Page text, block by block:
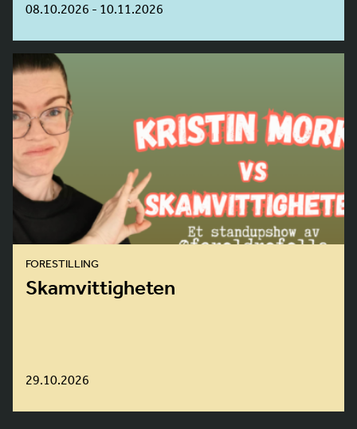
08.10.2026 - 10.11.2026
FORESTILLING
Skamvittigheten
29.10.2026